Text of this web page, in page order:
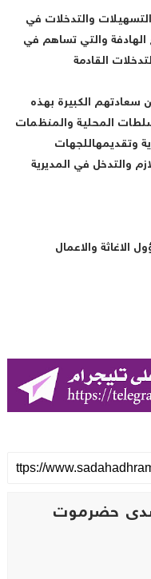
والتدخلات في
والتي تساهم في
القادمة
الكبيرة بهذه
المحلية والمنظمات
والتدخل في المديرية
والاعمال